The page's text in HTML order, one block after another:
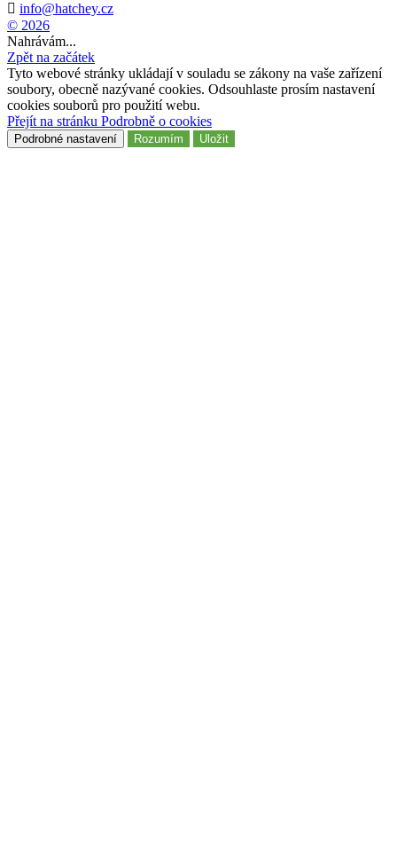
 info@hatchey.cz
© 2026
Nahrávám...
Zpět na začátek
Tyto webové stránky ukládají v souladu se zákony na vaše zařízení
soubory, obecně nazývané cookies. Odsouhlaste prosím nastavení
cookies souborů pro použití webu.
Přejít na stránku Podrobně o cookies
Podrobné nastavení Rozumím Uložit